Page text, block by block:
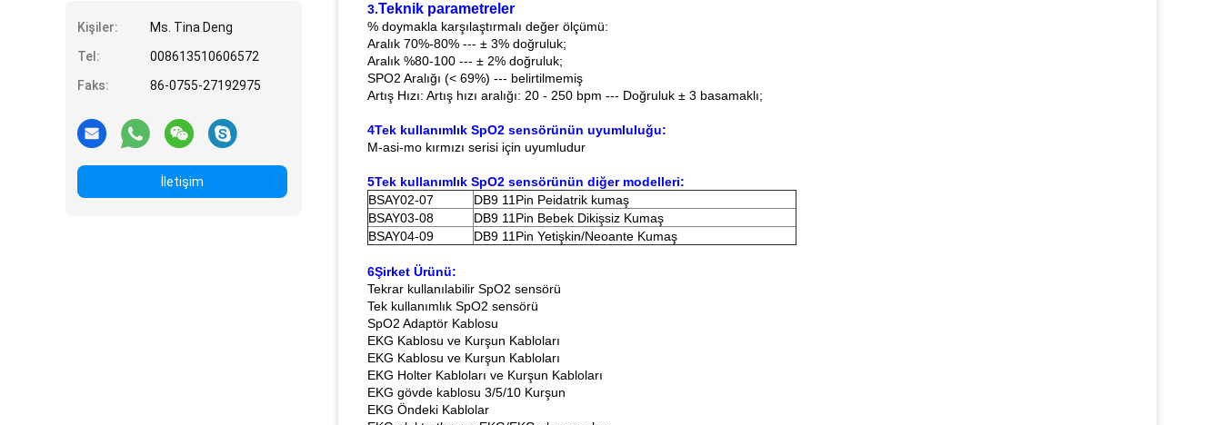
Kişiler:
Ms. Tina Deng
Tel:
008613510606572
Faks:
86-0755-27192975
İletişim
3.Teknik parametreler
% doymakla karşılaştırmalı değer ölçümü:
Aralık 70%-80% --- ± 3% doğruluk;
Aralık %80-100 --- ± 2% doğruluk;
SPO2 Aralığı (< 69%) --- belirtilmemiş
Artış Hızı: Artış hızı aralığı: 20 - 250 bpm --- Doğruluk ± 3 basamaklı;
4Tek kullanımlık SpO2 sensörünün uyumluluğu:
M-asi-mo kırmızı serisi için uyumludur
5Tek kullanımlık SpO2 sensörünün diğer modelleri:
BSAY02-07
DB9 11Pin Peidatrik kumaş
BSAY03-08
DB9 11Pin Bebek Dikişsiz Kumaş
BSAY04-09
DB9 11Pin Yetişkin/Neoante Kumaş
6Şirket Ürünü:
Tekrar kullanılabilir SpO2 sensörü
Tek kullanımlık SpO2 sensörü
SpO2 Adaptör Kablosu
EKG Kablosu ve Kurşun Kabloları
EKG Kablosu ve Kurşun Kabloları
EKG Holter Kabloları ve Kurşun Kabloları
EKG gövde kablosu 3/5/10 Kurşun
EKG Öndeki Kablolar